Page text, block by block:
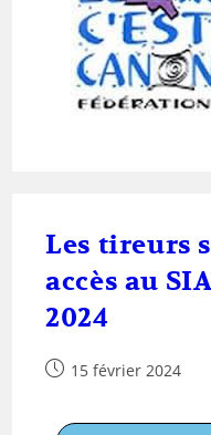
Les tireurs
accès au
2024
15 février 2024